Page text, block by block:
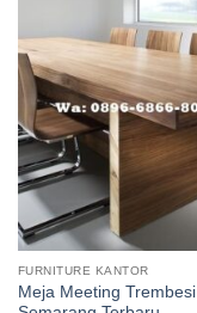
FURNITURE KANTOR
Meja Meeting Trembesi